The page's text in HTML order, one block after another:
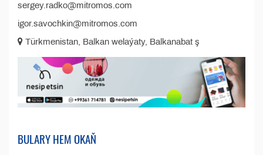
sergey.radko@mitromos.com
igor.savochkin@mitromos.com
Türkmenistan, Balkan welaýaty, Balkanabat ş
BULARY HEM OKAŇ